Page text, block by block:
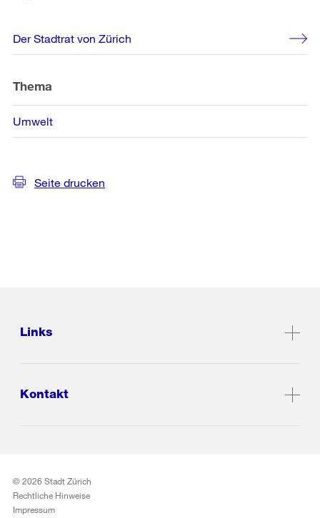
Weitere
Informationen
Der Stadtrat von Zürich
Thema
Umwelt
Seite drucken
Links
Kontakt
© 2026 Stadt Zürich
Rechtliche Hinweise
Impressum